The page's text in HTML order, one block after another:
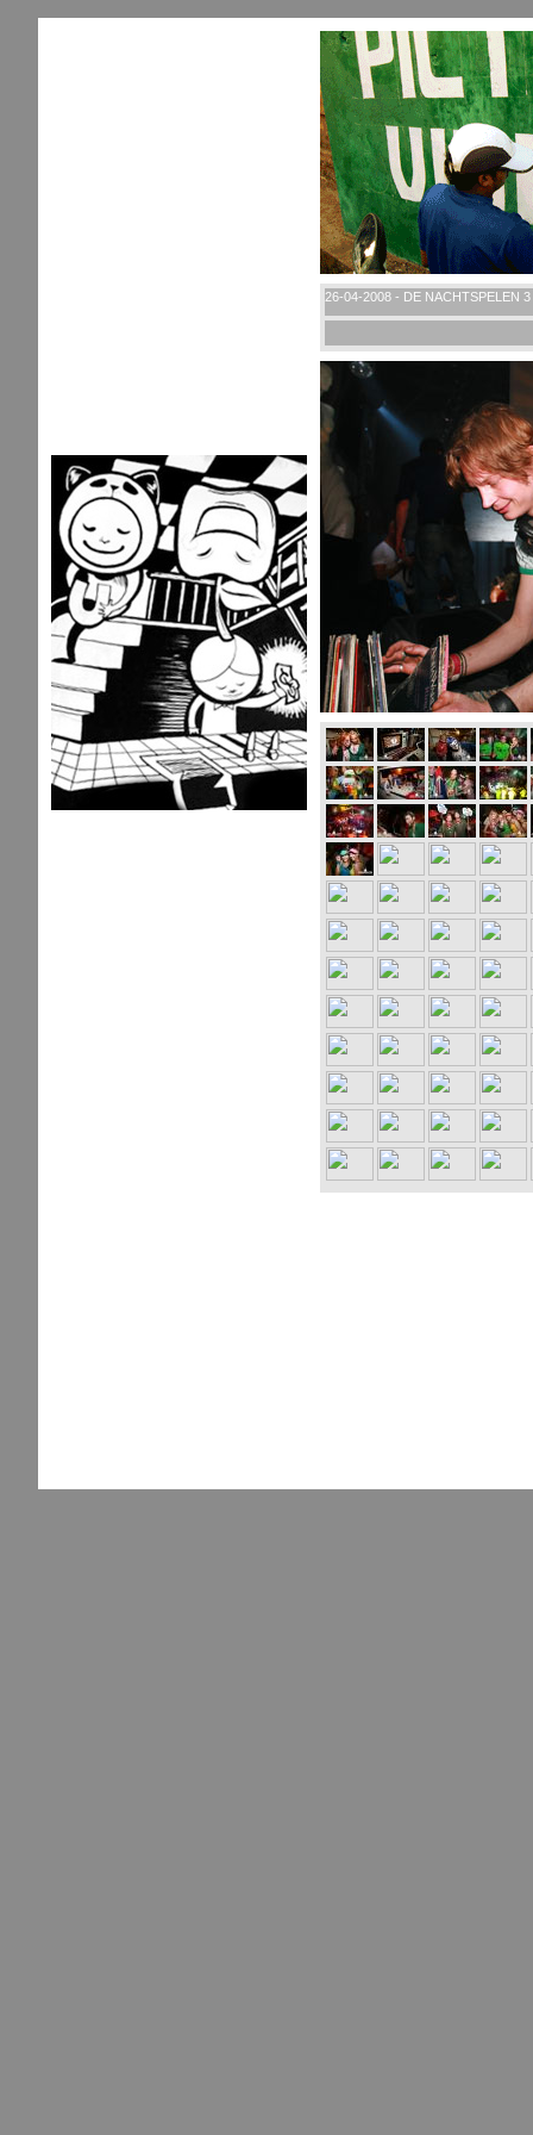
26-04-2008 - DE NACHTSPELEN